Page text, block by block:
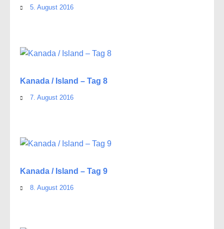
5. August 2016
Kanada / Island – Tag 8
7. August 2016
Kanada / Island – Tag 9
8. August 2016